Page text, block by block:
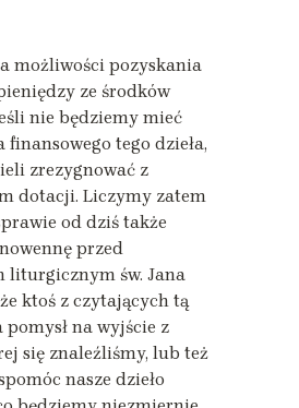
możliwości pozyskania
ze środków
nie będziemy mieć
finansowego tego dzieła,
zrezygnować z
dotacji. Liczymy zatem
od dziś także
przed
liturgicznym św. Jana
ktoś z czytających tą
na wyjście z
się znaleźliśmy, lub też
nasze dzieło